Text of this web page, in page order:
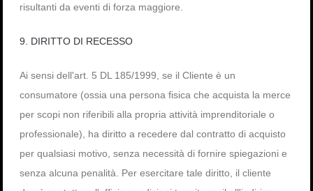
risultanti da eventi di forza maggiore.
9. DIRITTO DI RECESSO
Ai sensi dell'art. 5 DL 185/1999, se il Cliente è un
consumatore (ossia una persona fisica che acquista la merce
per scopi non riferibili alla propria attività imprenditoriale o
professionale), ha diritto a recedere dal contratto di acquisto
per qualsiasi motivo, senza necessità di fornire spiegazioni e
senza alcuna penalità. Per esercitare tale diritto, il cliente